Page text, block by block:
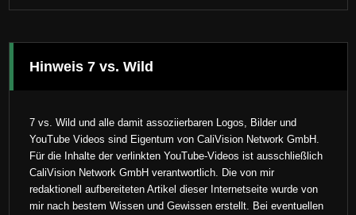
Hinweis 7 vs. Wild
7 vs. Wild und alle damit assoziierbaren Logos, Bilder und
YouTube Videos sind Eigentum von CaliVision Network GmbH.
Für die Inhalte der verlinkten YouTube-Videos ist ausschließlich
CaliVision Network GmbH verantwortlich. Die von mir
redaktionell aufbereiteten Artikel dieser Internetseite wurde von
mir nach bestem Wissen und Gewissen erstellt. Bei eventuellen